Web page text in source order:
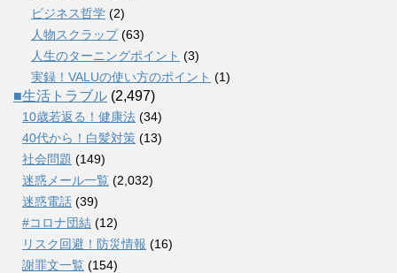
ビジネス哲学 (2)
人物スクラップ(63)
人生のターニングポイント (3)
実録！VALUの使い方のポイント (1)
■生活トラブル (2,497)
10歳若返る！健康法 (34)
40代から！白髪対策 (13)
社会問題 (149)
迷惑メール一覧 (2,032)
迷惑電話 (39)
#コロナ団結 (12)
リスク回避！防災情報 (16)
謝罪文一覧 (154)